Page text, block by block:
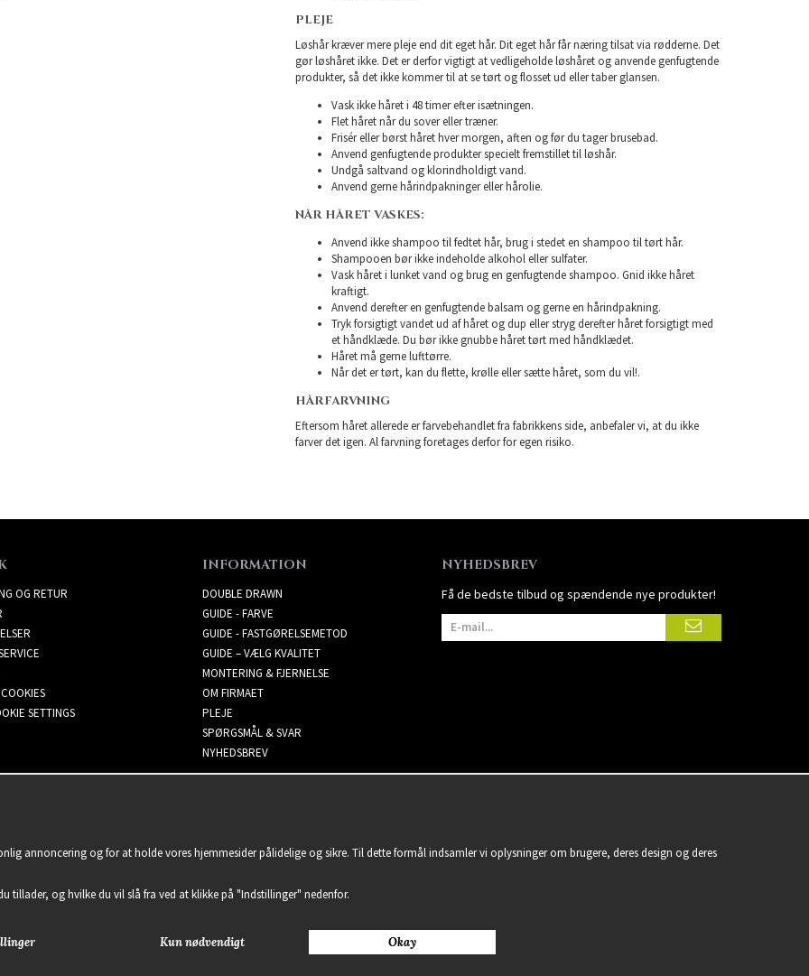
PLEJE
Løshår kræver mere pleje end dit eget hår. Dit eget hår får næring tilsat via rødderne. Det
gør løshåret ikke. Det er derfor vigtigt at vedligeholde løshåret og anvende genfugtende
produkter, så det ikke kommer til at se tørt og flosset ud eller taber glansen.
Vask ikke håret i 48 timer efter isætningen.
Flet håret når du sover eller træner.
Frisér eller børst håret hver morgen, aften og før du tager brusebad.
Anvend genfugtende produkter specielt fremstillet til løshår.
Undgå saltvand og klorindholdigt vand.
Anvend gerne hårindpakninger eller hårolie.
NÅR HÅRET VASKES:
Anvend ikke shampoo til fedtet hår, brug i stedet en shampoo til tørt hår.
Shampooen bør ikke indeholde alkohol eller sulfater.
Vask håret i lunket vand og brug en genfugtende shampoo. Gnid ikke håret
kraftigt.
Anvend derefter en genfugtende balsam og gerne en hårindpakning.
Tryk forsigtigt vandet ud af håret og dup eller stryg derefter håret forsigtigt med
et håndklæde. Du bør ikke gnubbe håret tørt med håndklædet.
Håret må gerne lufttørre.
Når det er tørt, kan du flette, krølle eller sætte håret, som du vil!.
HÅRFARVNING
Eftersom håret allerede er farvebehandlet fra fabrikkens side, anbefaler vi, at du ikke
farver det igen. Al farvning foretages derfor for egen risiko.
OG RETUR
SETTINGS
INFORMATION
DOUBLE DRAWN
GUIDE - FARVE
GUIDE - FASTGØRELSEMETOD
GUIDE – VÆLG KVALITET
MONTERING & FJERNELSE
OM FIRMAET
PLEJE
SPØRGSMÅL & SVAR
NYHEDSBREV
NYHEDSBREV
Få de bedste tilbud og spændende nye produkter!
2021 Delightful Hair
annoncering og for at holde vores hjemmesider pålidelige og sikre. Til dette formål indsamler vi oplysninger om brugere, deres design og deres
tillader, og hvilke du vil slå fra ved at klikke på "Indstillinger" nedenfor.
Kun nødvendigt Okay